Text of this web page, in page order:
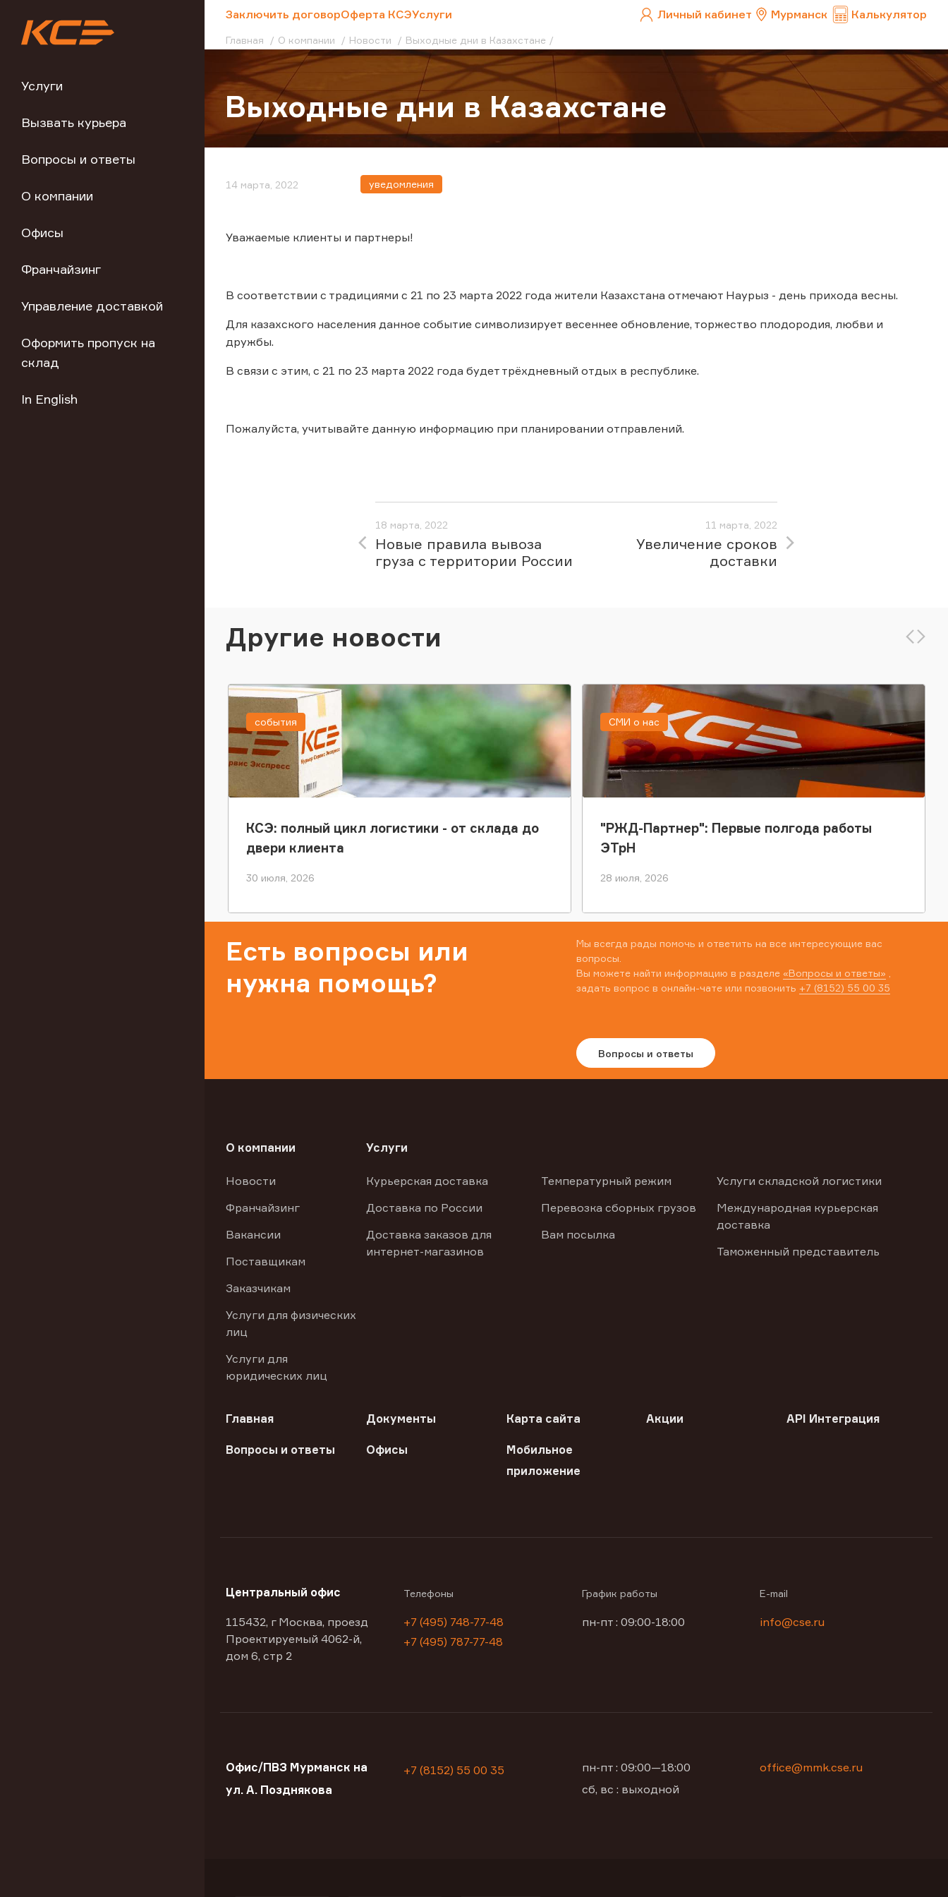
Услуги
Вызвать курьера
Вопросы и ответы
О компании
Офисы
Франчайзинг
Управление доставкой
Оформить пропуск на
склад
In English
Заключить договорОферта КСЭУслуги Личный кабинет Мурманск Калькулятор
Главная О компании Новости Выходные дни в Казахстане
Выходные дни в Казахстане
14 марта, 2022 уведомления
Уважаемые клиенты и партнеры!
В соответствии с традициями с 21 по 23 марта 2022 года жители Казахстана отмечают Наурыз - день прихода весны.
Для казахского населения данное событие символизирует весеннее обновление, торжество плодородия, любви и
дружбы.
В связи с этим, с 21 по 23 марта 2022 года будет трёхдневный отдых в республике.
Пожалуйста, учитывайте данную информацию при планировании отправлений.
18 марта, 2022
Новые правила вывоза
груза с территории России
11 марта, 2022
Увеличение сроков
доставки
Другие новости
КСЭ: полный цикл логистики - от склада до
двери клиента
30 июля, 2026
события
"РЖД-Партнер": Первые полгода работы
ЭТрН
28 июля, 2026
СМИ о нас
Есть вопросы или
нужна помощь?
Мы всегда рады помочь и ответить на все интересующие вас
вопросы.
Вы можете найти информацию в разделе «Вопросы и ответы»
задать вопрос в онлайн-чате или позвонить +7 (8152) 55 00 35
Вопросы и ответы
О компании
Новости
Франчайзинг
Вакансии
Поставщикам
Заказчикам
Услуги для физических
лиц
Услуги для
юридических лиц
Услуги
Курьерская доставка
Доставка по России
Доставка заказов для
интернет-магазинов
Температурный режим
Перевозка сборных грузов
Вам посылка
Услуги складской логистики
Международная курьерская
доставка
Таможенный представитель
Главная Документы Карта сайта Акции API Интеграция
Вопросы и ответы Офисы
Мобильное
приложение
Центральный офис
115432, г Москва, проезд
Проектируемый 4062-й,
дом 6, стр 2
Телефоны
+7 (495) 748-77-48
+7 (495) 787-77-48
График работы
пн-пт : 09:00-18:00
E-mail
info@cse.ru
Офис/ПВЗ Мурманск на
ул. А. Позднякова
+7 (8152) 55 00 35
пн-пт : 09:00—18:00
сб, вс : выходной
office@mmk.cse.ru